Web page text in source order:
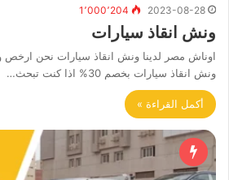
2023-08-28 1٬000٬204
ونش انقاذ سيارات
اوناش مصر لدينا ونش انقاذ سيارات نحن ارخص
ونش انقاذ سيارات بخصم 30% اذا كنت تبحث…
أكمل القراءة »